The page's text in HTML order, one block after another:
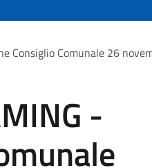
Consiglio Comunale 26
-